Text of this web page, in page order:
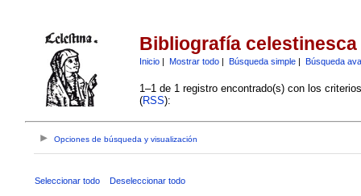
Bibliografía celestinesca
Inicio| Mostrar todo| Búsqueda simple| Búsqueda
1–1 de 1 registro encontrado(s) con los
(RSS):
Opciones de búsqueda y visualización
Seleccionar todo Deseleccionar todo